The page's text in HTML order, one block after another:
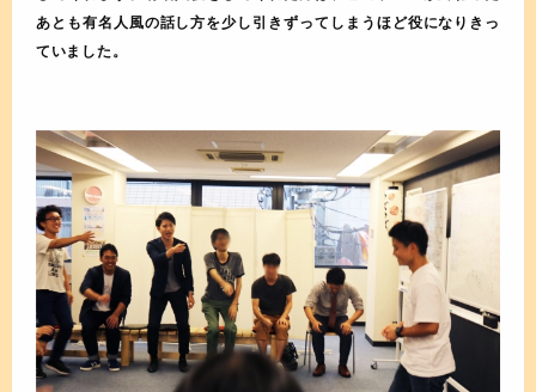
あとも有名人風の話し方を少し引きずってしまうほど役になりきっ
ていました。